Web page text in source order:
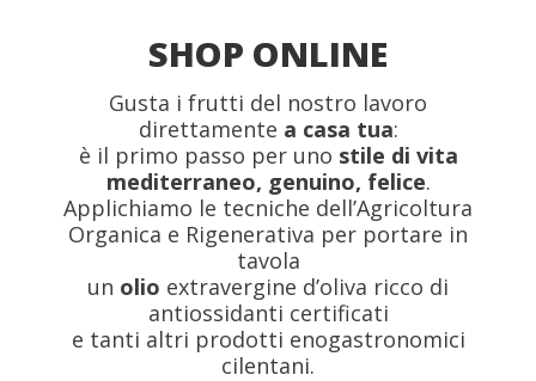
SHOP ONLINE
Gusta i frutti del nostro lavoro
direttamente a casa tua:
è il primo passo per uno stile di vita
mediterraneo, genuino, felice.
Applichiamo le tecniche dell’Agricoltura
Organica e Rigenerativa per portare in
tavola
un olio extravergine d’oliva ricco di
antiossidanti certificati
e tanti altri prodotti enogastronomici
cilentani.